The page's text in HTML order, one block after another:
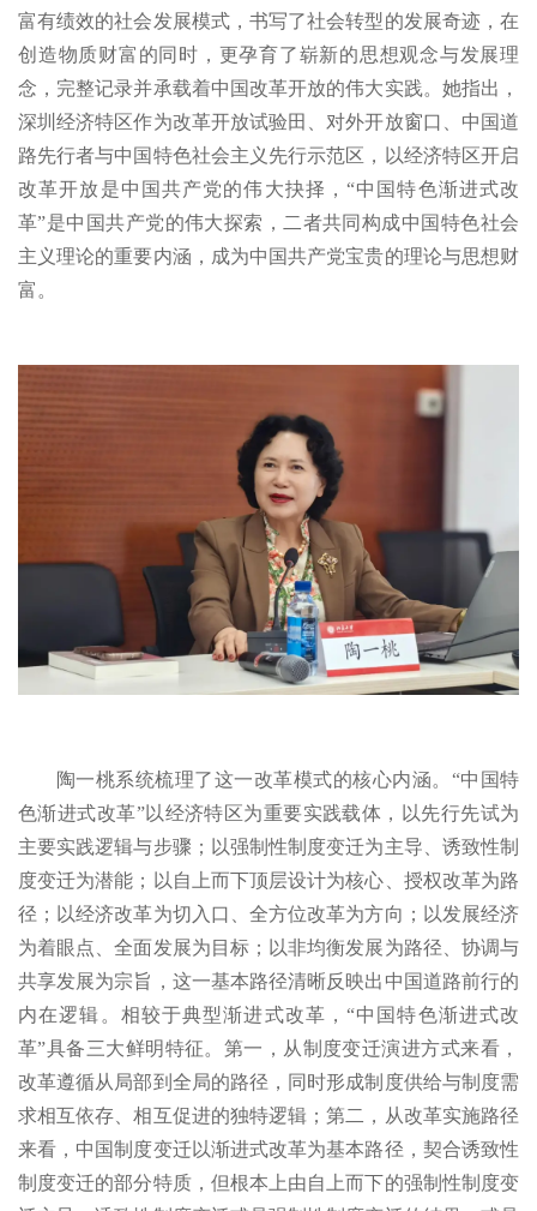
富有绩效的社会发展模式，书写了社会转型的发展奇迹，在
创造物质财富的同时，更孕育了崭新的思想观念与发展理
念，完整记录并承载着中国改革开放的伟大实践。她指出，
深圳经济特区作为改革开放试验田、对外开放窗口、中国道
路先行者与中国特色社会主义先行示范区，以经济特区开启
改革开放是中国共产党的伟大抉择，“中国特色渐进式改
革”是中国共产党的伟大探索，二者共同构成中国特色社会
主义理论的重要内涵，成为中国共产党宝贵的理论与思想财
富。
陶一桃系统梳理了这一改革模式的核心内涵。“中国特
色渐进式改革”以经济特区为重要实践载体，以先行先试为
主要实践逻辑与步骤；以强制性制度变迁为主导、诱致性制
度变迁为潜能；以自上而下顶层设计为核心、授权改革为路
径；以经济改革为切入口、全方位改革为方向；以发展经济
为着眼点、全面发展为目标；以非均衡发展为路径、协调与
共享发展为宗旨，这一基本路径清晰反映出中国道路前行的
内在逻辑。相较于典型渐进式改革，“中国特色渐进式改
革”具备三大鲜明特征。第一，从制度变迁演进方式来看，
改革遵循从局部到全局的路径，同时形成制度供给与制度需
求相互依存、相互促进的独特逻辑；第二，从改革实施路径
来看，中国制度变迁以渐进式改革为基本路径，契合诱致性
制度变迁的部分特质，但根本上由自上而下的强制性制度变